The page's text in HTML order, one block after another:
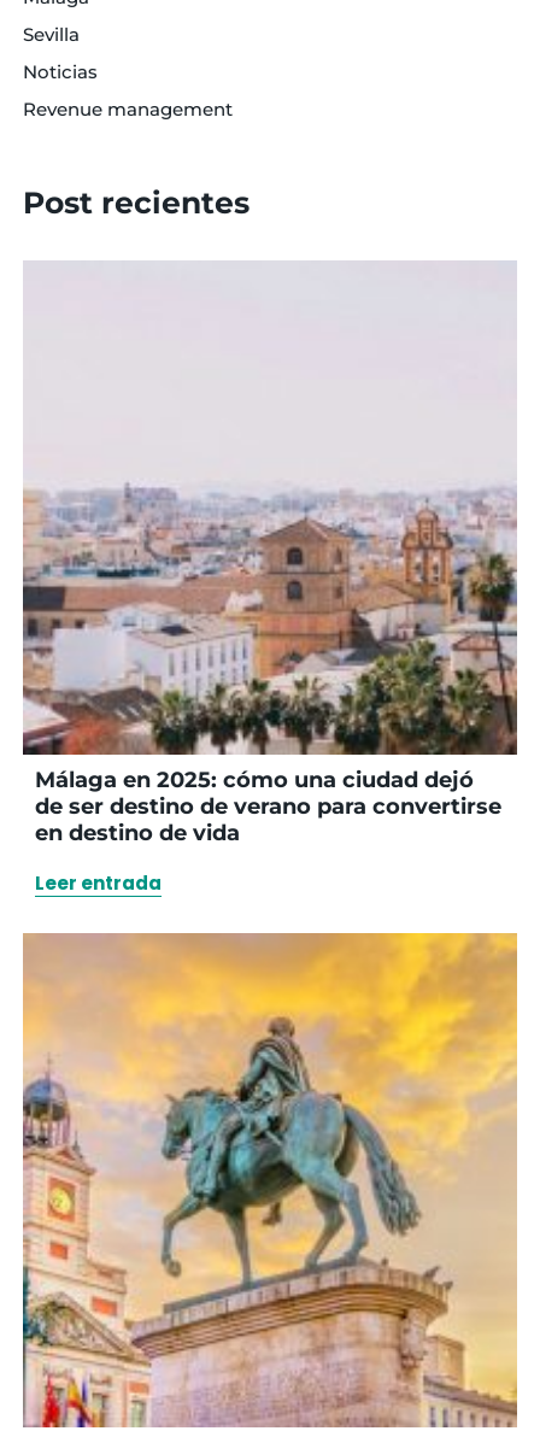
Sevilla
Noticias
Revenue management
Post recientes
Málaga en 2025: cómo una ciudad dejó
de ser destino de verano para convertirse
en destino de vida
Leer entrada